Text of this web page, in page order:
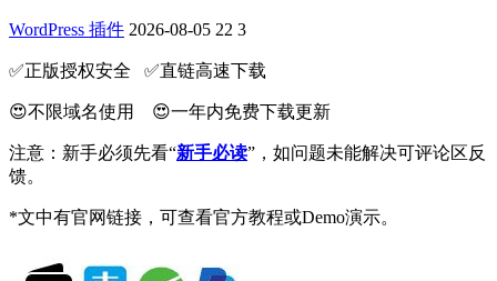
WordPress 插件 2026-08-05 22 3
✅️正版授权安全 ✅️直链高速下载
😍不限域名使用 😍一年内免费下载更新
注意：新手必须先看“新手必读”，如问题未能解决可评论区反
馈。
*文中有官网链接，可查看官方教程或Demo演示。